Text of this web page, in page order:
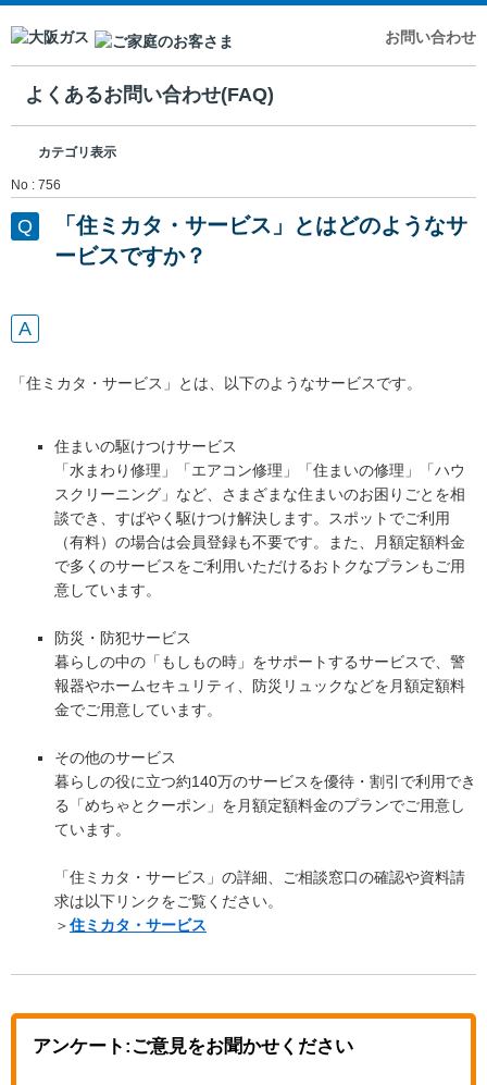
お問い合わせ
よくあるお問い合わせ(FAQ)
カテゴリ表示
No : 756
「住ミカタ・サービス」とはどのようなサ
ービスですか？
「住ミカタ・サービス」とは、以下のようなサービスです。
住まいの駆けつけサービス
「水まわり修理」「エアコン修理」「住まいの修理」「ハウ
スクリーニング」など、さまざまな住まいのお困りごとを相
談でき、すばやく駆けつけ解決します。スポットでご利用
（有料）の場合は会員登録も不要です。また、月額定額料金
で多くのサービスをご利用いただけるおトクなプランもご用
意しています。
防災・防犯サービス
暮らしの中の「もしもの時」をサポートするサービスで、警
報器やホームセキュリティ、防災リュックなどを月額定額料
金でご用意しています。
その他のサービス
暮らしの役に立つ約140万のサービスを優待・割引で利用でき
る「めちゃとクーポン」を月額定額料金のプランでご用意し
ています。
「住ミカタ・サービス」の詳細、ご相談窓口の確認や資料請
求は以下リンクをご覧ください。
＞住ミカタ・サービス
アンケート:ご意見をお聞かせください